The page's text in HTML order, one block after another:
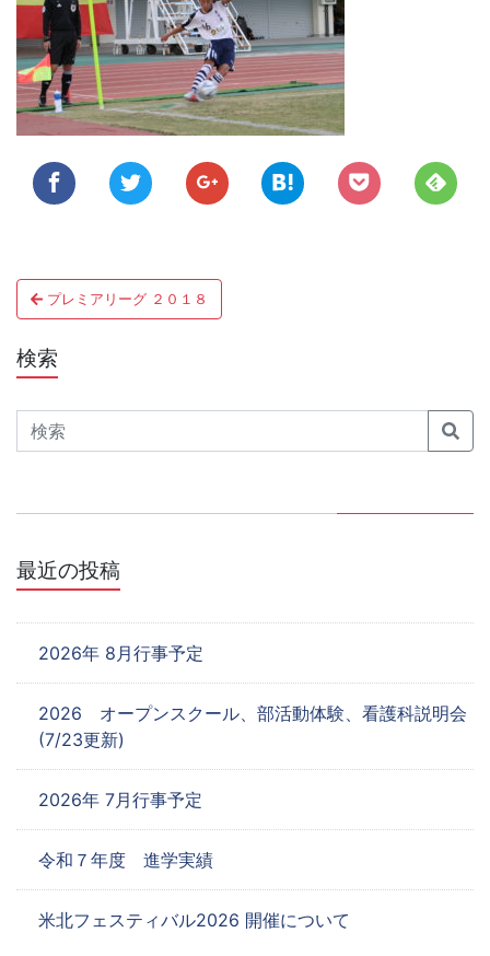
投
稿
ナ
ビ
ゲ
シ
ョ
プレミアリーグ ２０１８
検索
Search
最近の投稿
2026年 8月行事予定
2026 オープンスクール、部活動体験、看護科説明会
(7/23更新)
2026年 7月行事予定
令和７年度 進学実績
米北フェスティバル2026 開催について